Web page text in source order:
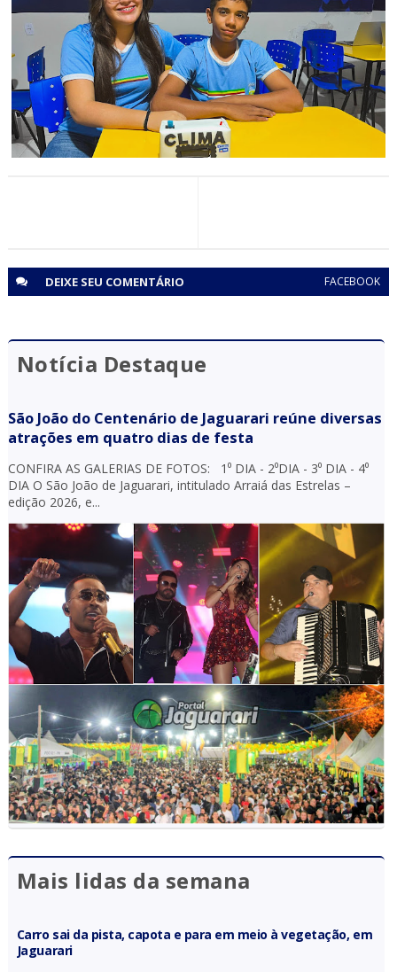
Uauá recebe obras e equipamentos voltados à
agricultura familiar
DEIXE SEU COMENTÁRIO FACEBOOK
Notícia Destaque
São João do Centenário de Jaguarari reúne diversas
atrações em quatro dias de festa
CONFIRA AS GALERIAS DE FOTOS: 1⁰ DIA - 2⁰DIA - 3⁰ DIA - 4⁰
DIA O São João de Jaguarari, intitulado Arraiá das Estrelas –
edição 2026, e...
Mais lidas da semana
Carro sai da pista, capota e para em meio à vegetação, em
Jaguarari